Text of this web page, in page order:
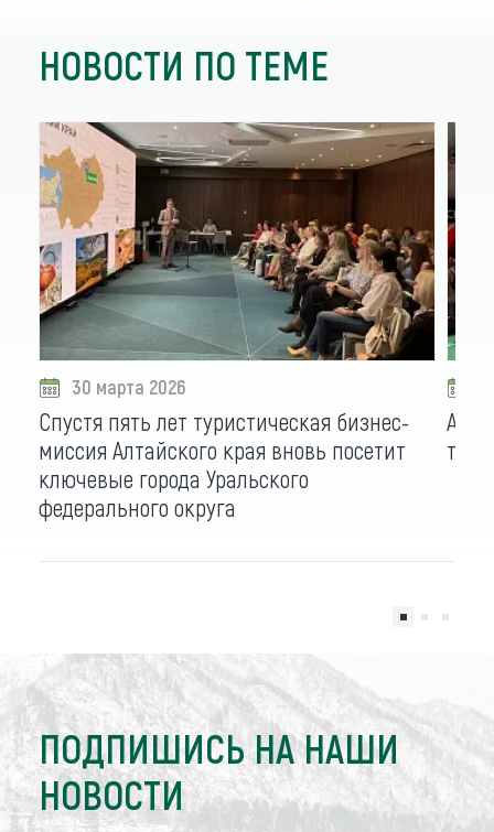
НОВОСТИ ПО ТЕМЕ
30 марта 2026
Спустя пять лет туристическая бизнес-
миссия Алтайского края вновь посетит
ключевые города Уральского
федерального округа
ПОДПИШИСЬ НА НАШИ
НОВОСТИ